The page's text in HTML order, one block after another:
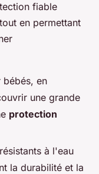
fiable
en permettant
bébés, en
une grande
protection
à l'eau
la durabilité et la